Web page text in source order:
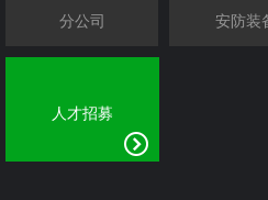
分公司 安防装
人才招募